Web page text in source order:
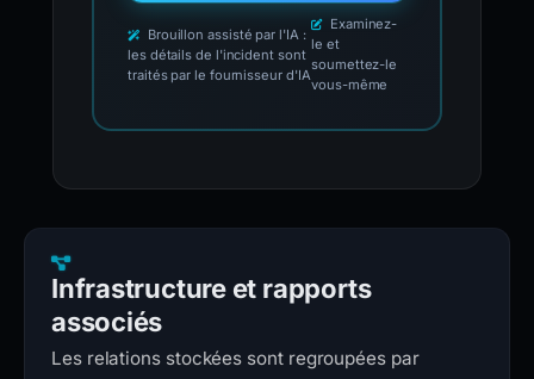
Brouillon assisté par l'IA :
les détails de l'incident sont
traités par le fournisseur d'IA
Examinez-
le et
soumettez-le
vous-même
Infrastructure et rapports
associés
Les relations stockées sont regroupées par